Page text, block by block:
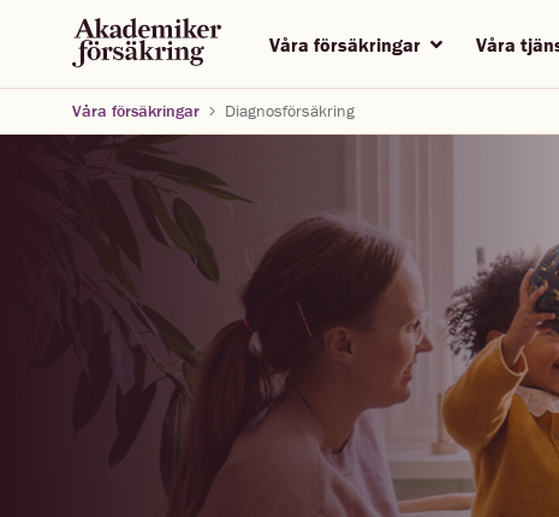
Våra försäkringar Våra
Våra försäkringar Diagnosförsäkring